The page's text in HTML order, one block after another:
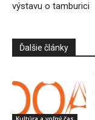
výstavu o tamburici
Ďalšie články